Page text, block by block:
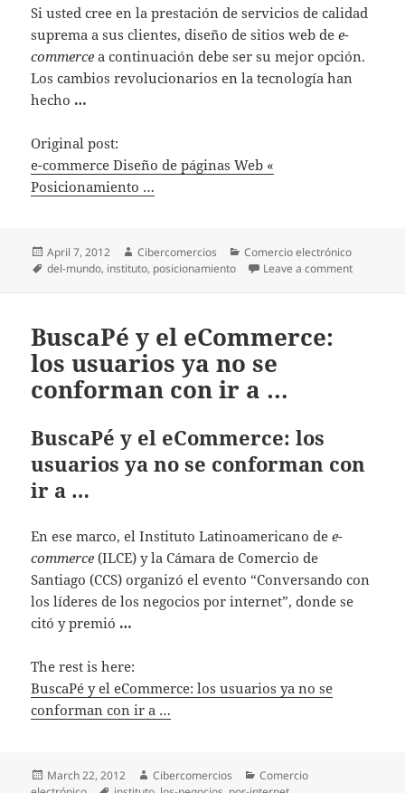
Si usted cree en la prestación de servicios de calidad
suprema a sus clientes, diseño de sitios web dee-
commerce a continuación debe ser su mejor opción.
Los cambios revolucionarios en la tecnología han
hecho …
Original post:
e-commerce Diseño de páginas Web «
Posicionamiento …
Posted
on
April 7, 2012 Author
Cibercomercios Categories
Comercio electrónico
Tags
del-mundo, instituto, posicionamiento Leave a comment
BuscaPé y el eCommerce:
los usuarios ya no se
conforman con ir a …
BuscaPé y el eCommerce: los
usuarios ya no se conforman con
ir a …
En ese marco, el Instituto Latinoamericano dee-
commerce (ILCE) y la Cámara de Comercio de
Santiago (CCS) organizó el evento “Conversando con
los líderes de los negocios por internet”, donde se
citó y premió …
The rest is here:
BuscaPé y el eCommerce: los usuarios ya no se
conforman con ir a …
Posted
March 22, 2012 Author
Cibercomercios Categories
Comercio